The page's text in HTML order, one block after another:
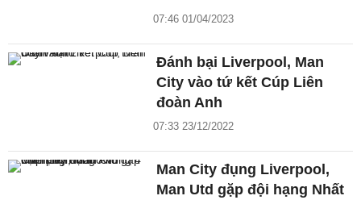
07:46 01/04/2023
Đánh bại Liverpool, Man
City vào tứ kết Cúp Liên
đoàn Anh
07:33 23/12/2022
Man City đụng Liverpool,
Man Utd gặp đội hạng Nhất